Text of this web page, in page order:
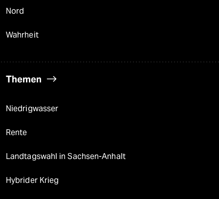
Nord
Wahrheit
Themen
Niedrigwasser
Rente
Landtagswahl in Sachsen-Anhalt
Hybrider Krieg